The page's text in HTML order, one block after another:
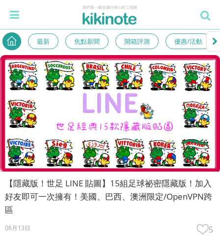
最新 焦點新聞 開箱評測 優惠/活動
【隱藏版！世足 LINE 貼圖】15組足球祕密隱藏版！加入
好友即可一次擁有！美國、巴西、澳洲限定/OpenVPN跨
區
06月13日 5